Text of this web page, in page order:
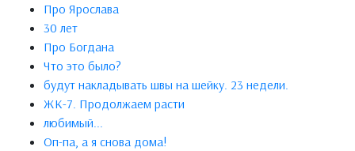
Про Ярослава
30 лет
Про Богдана
Что это было?
будут накладывать швы на шейку. 23 недели.
ЖК-7. Продолжаем расти
любимый...
Оп-па, а я снова дома!